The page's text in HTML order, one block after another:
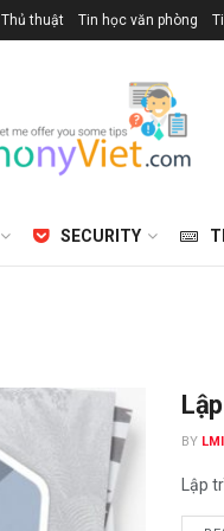
Thủ thuật Tin học văn phòng
SECURITY
BY
Lập